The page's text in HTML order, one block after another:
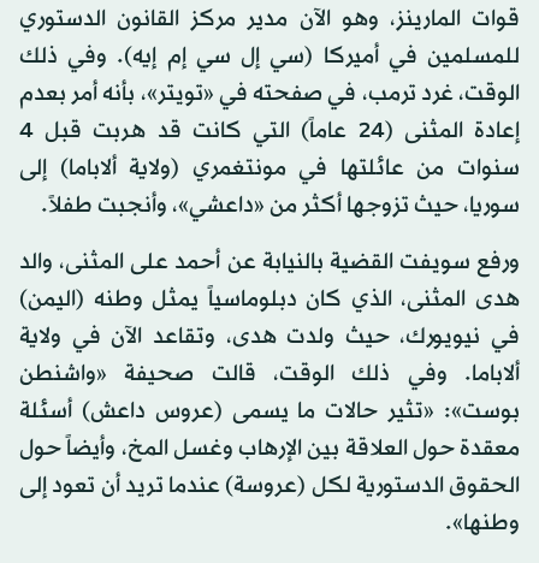
قوات المارينز، وهو الآن مدير مركز القانون الدستوري
للمسلمين في أميركا (سي إل سي إم إيه). وفي ذلك
الوقت، غرد ترمب، في صفحته في «تويتر»، بأنه أمر بعدم
إعادة المثنى (24 عاماً) التي كانت قد هربت قبل 4
سنوات من عائلتها في مونتغمري (ولاية ألاباما) إلى
سوريا، حيث تزوجها أكثر من «داعشي»، وأنجبت طفلاً.
ورفع سويفت القضية بالنيابة عن أحمد على المثنى، والد
هدى المثنى، الذي كان دبلوماسياً يمثل وطنه (اليمن)
في نيويورك، حيث ولدت هدى، وتقاعد الآن في ولاية
ألاباما. وفي ذلك الوقت، قالت صحيفة «واشنطن
بوست»: «تثير حالات ما يسمى (عروس داعش) أسئلة
معقدة حول العلاقة بين الإرهاب وغسل المخ، وأيضاً حول
الحقوق الدستورية لكل (عروسة) عندما تريد أن تعود إلى
وطنها».